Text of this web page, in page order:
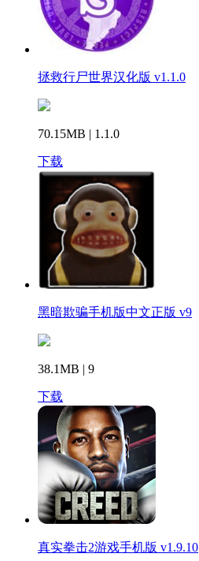
拯救行尸世界汉化版 v1.1.0
70.15MB | 1.1.0
下载
黑暗欺骗手机版中文正版 v9
38.1MB | 9
下载
真实拳击2游戏手机版 v1.9.10